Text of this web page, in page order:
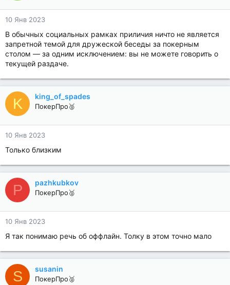
10 Янв 2023
В обычных социальных рамках приличия ничто не является
запретной темой для дружеской беседы за покерным
столом — за одним исключением: вы не можете говорить о
текущей раздаче.
K king_of_spades
ПокерПро🥈
10 Янв 2023
Только близким
P pazhkubkov
ПокерПро🥈
10 Янв 2023
Я так понимаю речь об оффлайн. Толку в этом точно мало
S susanin
ПокерПро🥈